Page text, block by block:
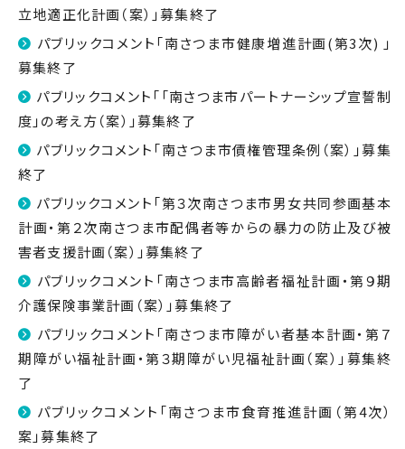
立地適正化計画（案）」募集終了
パブリックコメント「南さつま市健康増進計画(第3次) 」
募集終了
パブリックコメント「「南さつま市パートナーシップ宣誓制
度」の考え方（案）」募集終了
パブリックコメント「南さつま市債権管理条例（案）」募集
終了
パブリックコメント「第３次南さつま市男女共同参画基本
計画・第２次南さつま市配偶者等からの暴力の防止及び被
害者支援計画（案）」募集終了
パブリックコメント「南さつま市高齢者福祉計画・第９期
介護保険事業計画（案）」募集終了
パブリックコメント「南さつま市障がい者基本計画・第７
期障がい福祉計画・第３期障がい児福祉計画（案）」募集終
了
パブリックコメント「南さつま市食育推進計画（第4次）
案」募集終了